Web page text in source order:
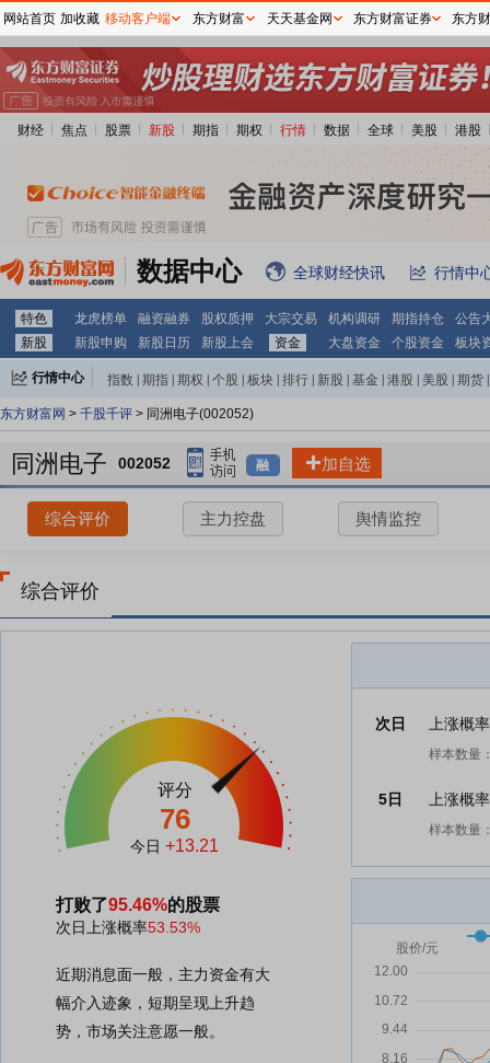
财经 焦点 股票 新股 期指 期权 行情 数据 全球 美股 港股
数据中心 全球财经快讯 行情中
特色 龙虎榜单 融资融券 股权质押 大宗交易 机构调研 期指持仓
公告
新股
新股申购 新股日历 新股上会 资金 大盘资金 个股资金 板块
行情中心 指数 期指 期权 个股 板块 排行 新股 基金 港股 美股 期货
东方财富网 > 千股千评 > 同洲电子(002052)
同洲电子 002052 融 加自选
综合评价 主力控盘 舆情监控
综合评价
评分
76
今日 +13.21
打败了95.46%的股票
次日上涨概率53.53%
近期消息面一般，主力资金有大
幅介入迹象，短期呈现上升趋
势，市场关注意愿一般。
次日 上涨概
样本数量
5日 上涨概
样本数量
网站首页 加收藏 移动客户端 东方财富 天天基金网 东方财富证券 东方